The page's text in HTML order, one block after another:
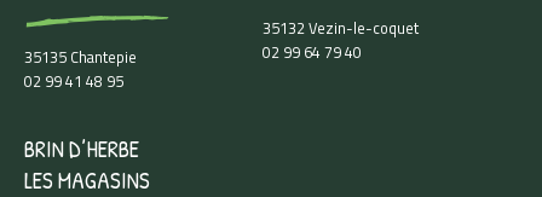
35135 Chantepie
02 99 41 48 95
35132 Vezin-le-coquet
02 99 64 79 40
BRIN D’HERBE
LES MAGASINS